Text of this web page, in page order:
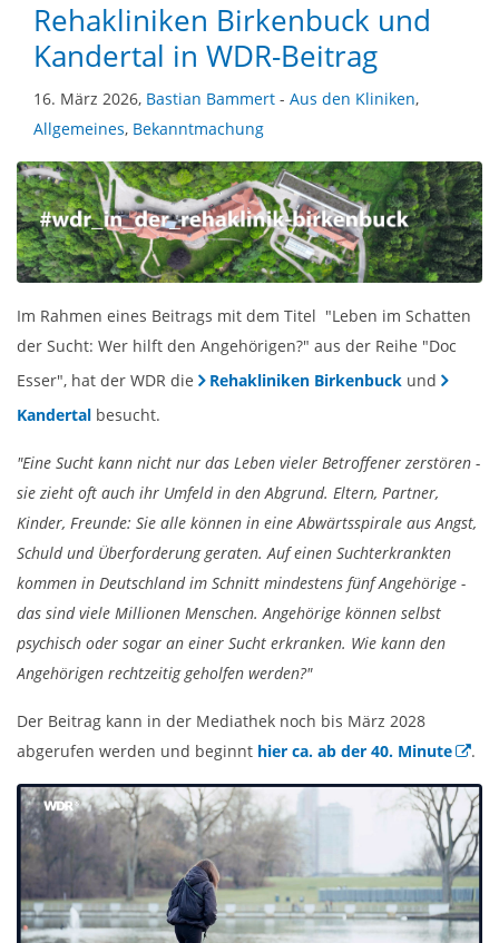
Rehakliniken Birkenbuck und
Kandertal in WDR-Beitrag
16. März 2026, Bastian Bammert - Aus den Kliniken,
Allgemeines, Bekanntmachung
Im Rahmen eines Beitrags mit dem Titel "Leben im Schatten
der Sucht: Wer hilft den Angehörigen?" aus der Reihe "Doc
Esser", hat der WDR die
Rehakliniken Birkenbuck und
Kandertal besucht.
"Eine Sucht kann nicht nur das Leben vieler Betroffener zerstören -
sie zieht oft auch ihr Umfeld in den Abgrund. Eltern, Partner,
Kinder, Freunde: Sie alle können in eine Abwärtsspirale aus Angst,
Schuld und Überforderung geraten. Auf einen Suchterkrankten
kommen in Deutschland im Schnitt mindestens fünf Angehörige -
das sind viele Millionen Menschen. Angehörige können selbst
psychisch oder sogar an einer Sucht erkranken. Wie kann den
Angehörigen rechtzeitig geholfen werden?"
Der Beitrag kann in der Mediathek noch bis März 2028
abgerufen werden und beginnt hier ca. ab der 40. Minute .